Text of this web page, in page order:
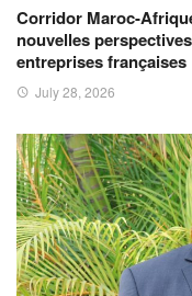
Corridor Maroc-
nouvelles
entreprises françaises
July 28, 2026